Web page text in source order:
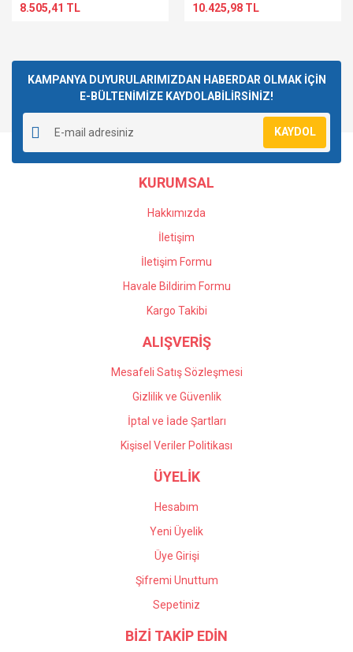
8.505,41 TL 10.425,98 TL
KAMPANYA DUYURULARIMIZDAN HABERDAR OLMAK İÇİN
E-BÜLTENİMİZE KAYDOLABİLİRSİNİZ!
KAYDOL
KURUMSAL
Hakkımızda
İletişim
İletişim Formu
Havale Bildirim Formu
Kargo Takibi
ALIŞVERİŞ
Mesafeli Satış Sözleşmesi
Gizlilik ve Güvenlik
İptal ve İade Şartları
Kişisel Veriler Politikası
ÜYELİK
Hesabım
Yeni Üyelik
Üye Girişi
Şifremi Unuttum
Sepetiniz
BİZİ TAKİP EDİN